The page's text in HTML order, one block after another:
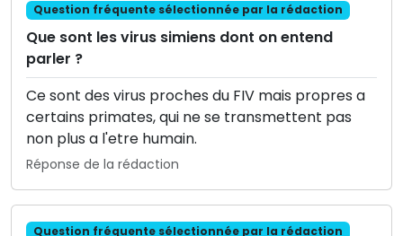
Question fréquente sélectionnée par la rédaction
Que sont les virus simiens dont on entend
parler ?
Ce sont des virus proches du FIV mais propres a
certains primates, qui ne se transmettent pas
non plus a l'etre humain.
Réponse de la rédaction
Question fréquente sélectionnée par la rédaction